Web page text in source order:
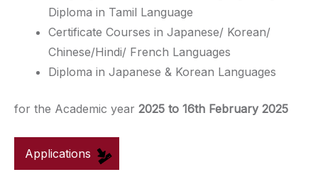
Diploma in Tamil Language
Certificate Courses in Japanese/ Korean/
Chinese/Hindi/ French Languages
Diploma in Japanese & Korean Languages
for the Academic year 2025 to 16th February 2025
Applications